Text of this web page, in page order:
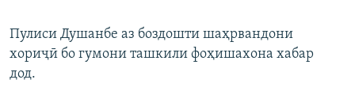
Пулиси Душанбе аз боздошти шаҳрвандони
хориҷӣ бо гумони ташкили фоҳишахона хабар
дод.